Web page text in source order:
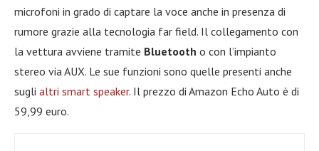
microfoni in grado di captare la voce anche in presenza di
rumore grazie alla tecnologia far field. Il collegamento con
la vettura avviene tramite Bluetooth o con l’impianto
stereo via AUX. Le sue funzioni sono quelle presenti anche
sugli altri smart speaker. Il prezzo di Amazon Echo Auto è di
59,99 euro.